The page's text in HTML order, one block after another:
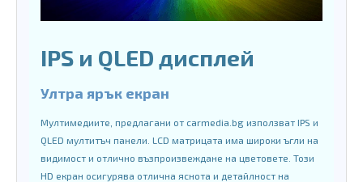
IPS и QLED дисплей
Ултра ярък екран
Мултимедиите, предлагани от carmedia.bg използват IPS и
QLED мултитъч панели. LCD матрицата има широки ъгли на
видимост и отлично възпроизвеждане на цветовете. Този
HD екран осигурява отлична яснота и детайлност на